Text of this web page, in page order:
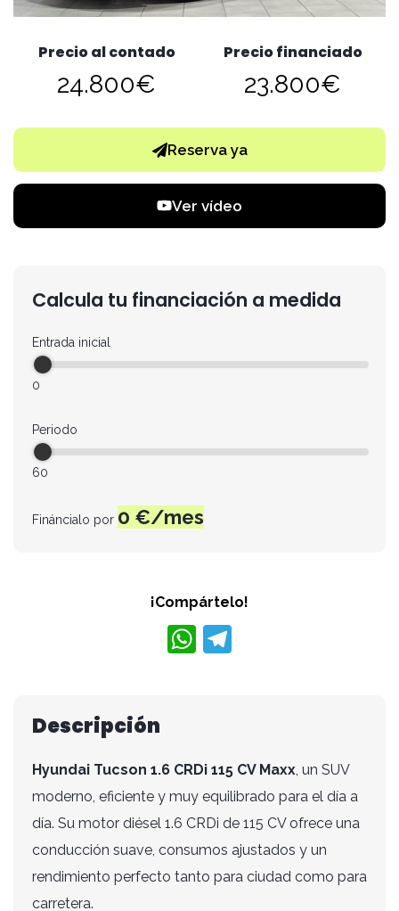
Precio al contado
24.800€
Precio financiado
23.800€
Reserva ya
Ver vídeo
Calcula tu financiación a medida
Entrada inicial
0
Periodo
60
Fináncialo por 0 €/mes
¡Compártelo!
W
p
p
m
Descripción
Hyundai Tucson 1.6 CRDi 115 CV Maxx, un SUV
moderno, eficiente y muy equilibrado para el día a
día. Su motor diésel 1.6 CRDi de 115 CV ofrece una
conducción suave, consumos ajustados y un
rendimiento perfecto tanto para ciudad como para
carretera.